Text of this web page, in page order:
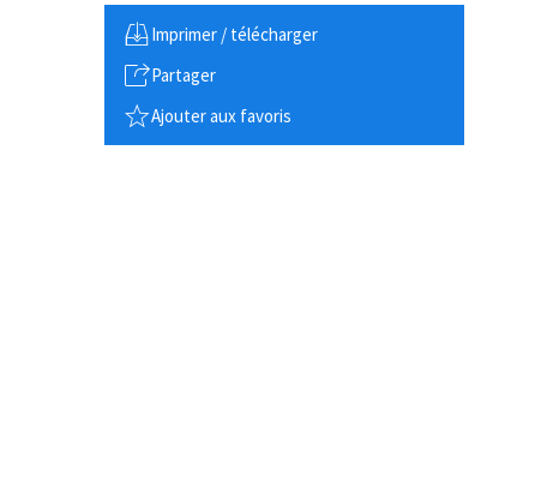
Imprimer / télécharger
Partager
Ajouter aux favoris